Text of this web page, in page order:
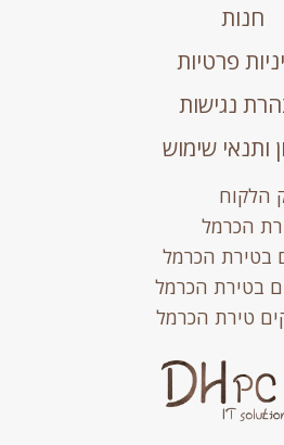
חנות
פרטיות
נגישות
ותנאי שימוש
הלקוח
הכרמל
בטירת הכרמל
בטירת הכרמל
טירת הכרמל